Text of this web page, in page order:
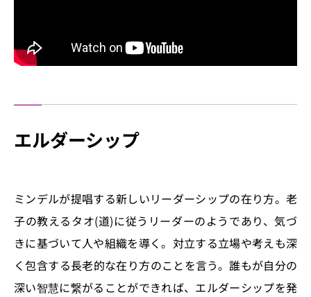
エルダーシップ
ミンデルが提唱する新しいリーダーシップの在り方。老
子の教えるタオ(道)に従うリーダーのようであり、気づ
きに基づいて人や組織を導く。対立する立場や考えも深
く包含する長老的な在り方のことを言う。誰もが自分の
深い智慧に繋がることができれば、エルダーシップを発